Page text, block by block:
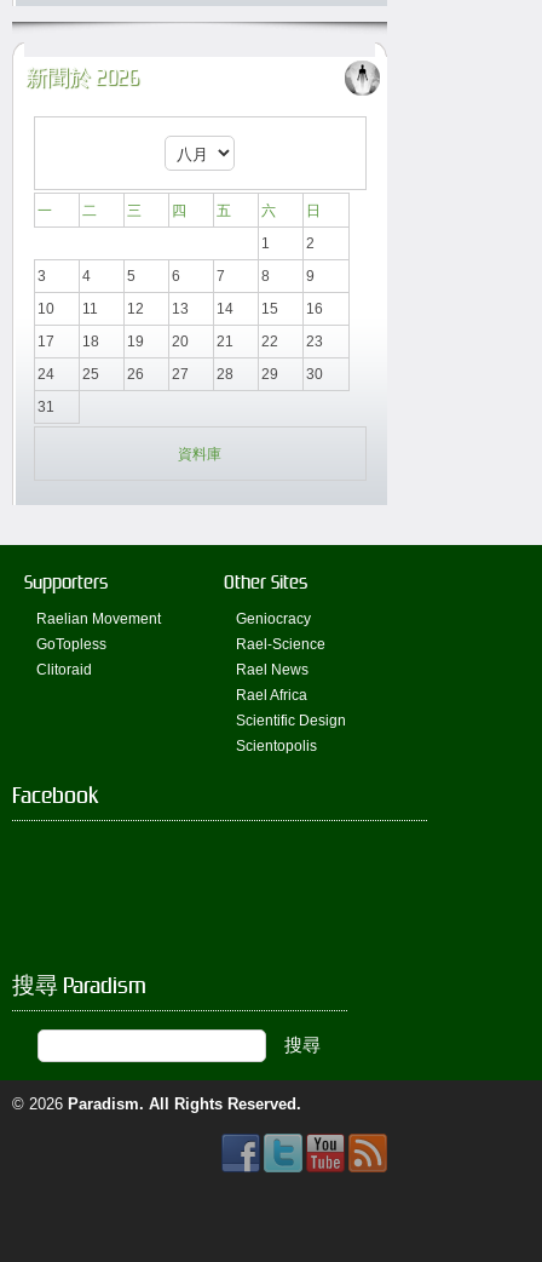
新聞於 2026
一 二 三 四 五 六
日
1
2
3
4 5 6 7 8
9
10
11 12 13 14 15
16
17
18 19 20 21 22
23
24
25 26 27 28 29
30
31
資料庫
Supporters
Raelian Movement
GoTopless
Clitoraid
Other Sites
Geniocracy
Rael-Science
Rael News
Rael Africa
Scientific Design
Scientopolis
Facebook
搜尋 Paradism
© 2026 Paradism. All Rights Reserved.